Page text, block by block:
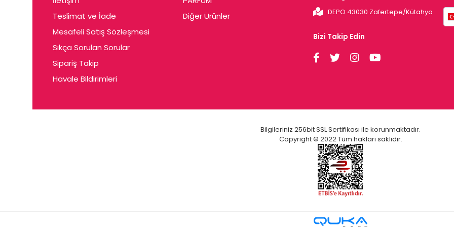
Cerin
Ceta
Ceyda
Chris
Ciey
Cleo
Teslimat ve İade
Mesafeli Satış Sözleşmesi
Sıkça Sorulan Sorular
Sipariş Takip
Havale Bildirimleri
Diğer Ürünler
DEPO 43030 Zafertepe/Kütahya
Bizi Takip Edin
Bilgileriniz 256bit SSL Sertifikası ile korunmaktadır.
Copyright © 2022 Tüm hakları saklıdır.